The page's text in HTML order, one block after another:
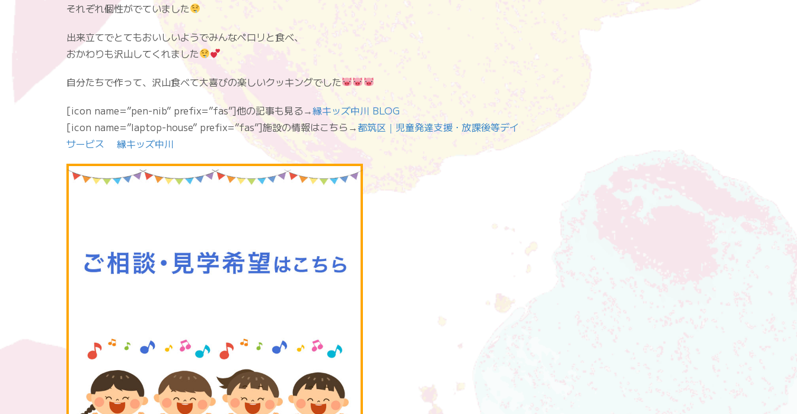
それぞれ個性がでていました
出来立てでとてもおいしいようでみんなペロリと食べ、
おかわりも沢山してくれました
自分たちで作って、沢山食べて大喜びの楽しいクッキングでした
[icon name=”pen-nib” prefix=”fas”]他の記事も見る→縁キッズ中川 BLOG
[icon name=”laptop-house” prefix=”fas”]施設の情報はこちら→都筑区｜児童発達支援・放課後等デイ
サービス 縁キッズ中川